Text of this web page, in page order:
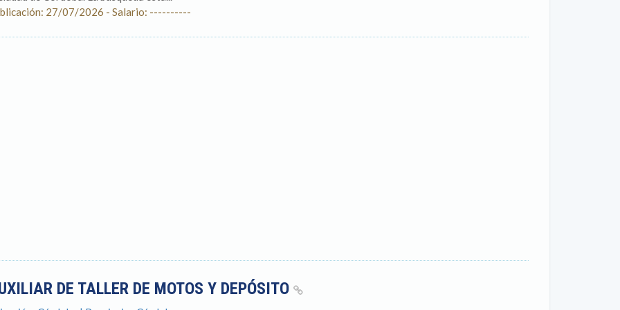
27/07/2026 - Salario: ----------
DE TALLER DE MOTOS Y DEPÓSITO